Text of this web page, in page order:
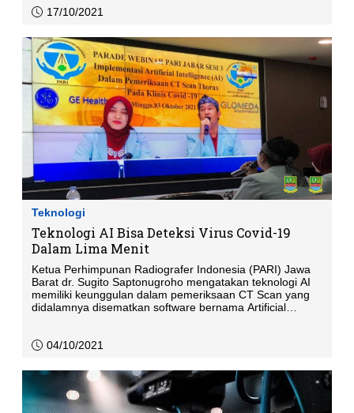
di penghujung 2021 dan 2022?
17/10/2021
Teknologi
Teknologi AI Bisa Deteksi Virus Covid-19
Dalam Lima Menit
Ketua Perhimpunan Radiografer Indonesia (PARI) Jawa
Barat dr. Sugito Saptonugroho mengatakan teknologi AI
memiliki keunggulan dalam pemeriksaan CT Scan yang
didalamnya disematkan software bernama Artificial
04/10/2021